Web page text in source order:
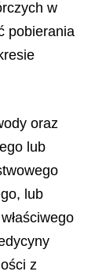
w
pobierania
oraz
lub
lub
z